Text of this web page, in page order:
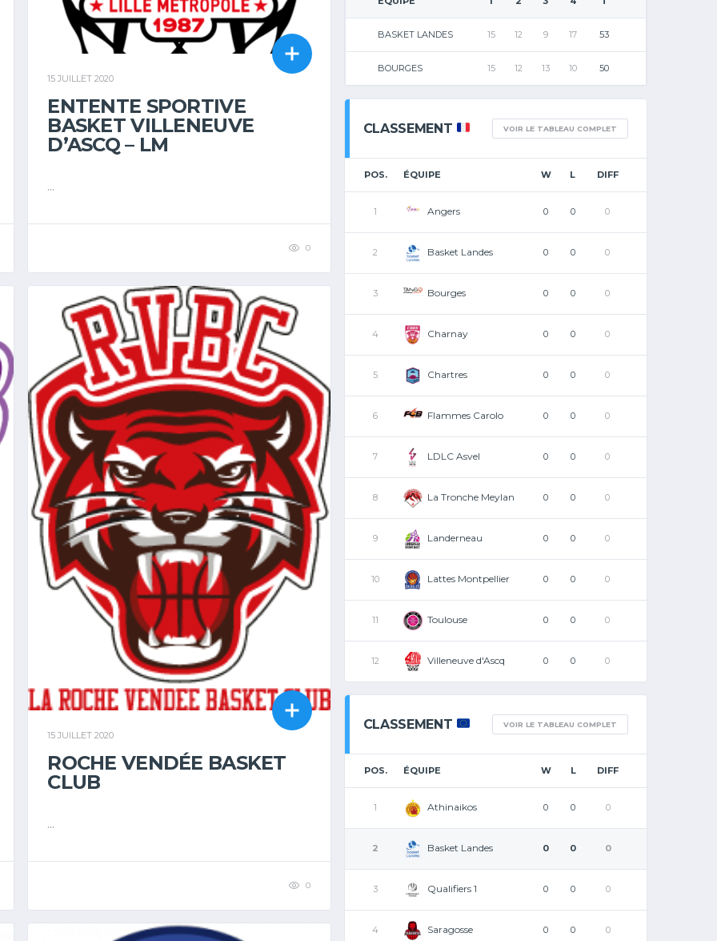
15 JUILLET 2020
ENTENTE SPORTIVE
BASKET VILLENEUVE
D’ASCQ – LM
...
0
15 JUILLET 2020
ROCHE VENDÉE BASKET
CLUB
...
0
BASKET LANDES 15 12 9 17 53
BOURGES 15 12 13 10 50
CLASSEMENT VOIR LE TABLEAU COMPLET
POS. ÉQUIPE W L DIFF
1 Angers 0 0 0
2 Basket Landes 0 0 0
3 Bourges 0 0 0
4 Charnay 0 0 0
5 Chartres 0 0 0
6 Flammes Carolo 0 0 0
7 LDLC Asvel 0 0 0
8 La Tronche Meylan 0 0 0
9 Landerneau 0 0 0
10 Lattes Montpellier 0 0 0
11 Toulouse 0 0 0
12 Villeneuve d'Ascq 0 0 0
CLASSEMENT VOIR LE TABLEAU COMPLET
POS. ÉQUIPE W L DIFF
1 Athinaikos 0 0 0
2 Basket Landes 0 0 0
3 Qualifiers 1 0 0 0
4 Saragosse 0 0 0